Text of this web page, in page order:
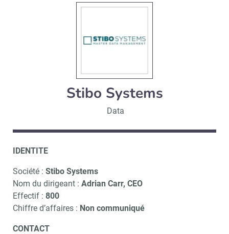
Stibo Systems
Data
IDENTITE
Société : Stibo Systems
Nom du dirigeant : Adrian Carr, CEO
Effectif : 800
Chiffre d’affaires : Non communiqué
CONTACT